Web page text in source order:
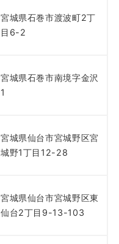
宮城県石巻市渡波町2丁
目6-2
宮城県石巻市南境字金沢
1
宮城県仙台市宮城野区宮
城野1丁目12-28
宮城県仙台市宮城野区東
仙台2丁目9-13-103